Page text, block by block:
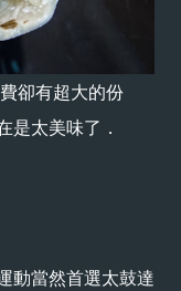
卻有超大的份
是太美味了．
動當然首選太鼓達